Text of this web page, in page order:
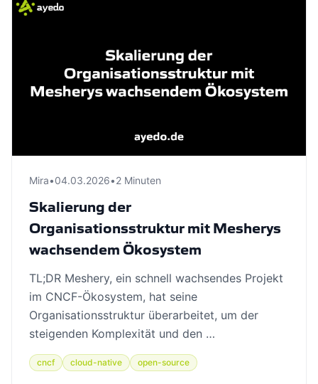
Mira•04.03.2026•2 Minuten
Skalierung der
Organisationsstruktur mit Mesherys
wachsendem Ökosystem
TL;DR Meshery, ein schnell wachsendes Projekt
im CNCF-Ökosystem, hat seine
Organisationsstruktur überarbeitet, um der
steigenden Komplexität und den …
cncf cloud-native open-source